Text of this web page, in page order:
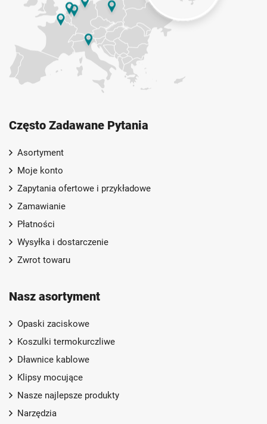
Często Zadawane Pytania
Asortyment
Moje konto
Zapytania ofertowe i przykładowe
Zamawianie
Płatności
Wysyłka i dostarczenie
Zwrot towaru
Nasz asortyment
Opaski zaciskowe
Koszulki termokurczliwe
Dławnice kablowe
Klipsy mocujące
Nasze najlepsze produkty
Narzędzia